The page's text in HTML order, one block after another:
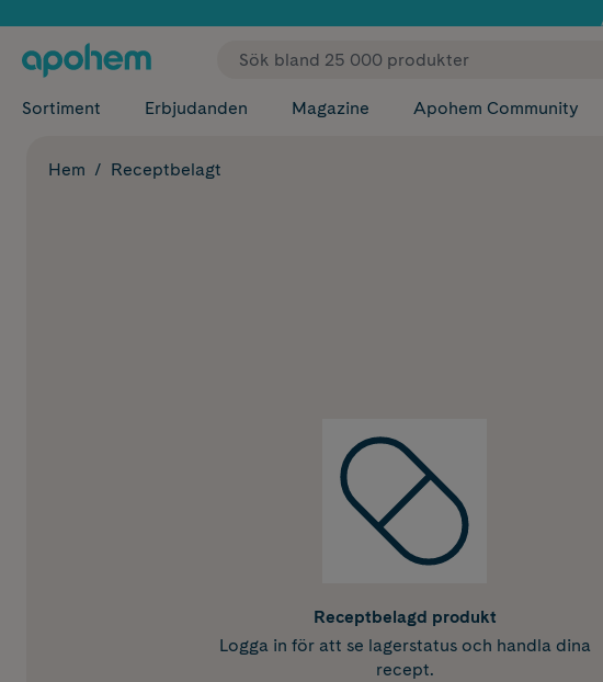
✓ Fri frakt
Sortiment Erbjudanden Magazine Apohem Community
Hem Receptbelagt
Receptbelagd produkt
Logga in för att se lagerstatus och handla dina
recept.